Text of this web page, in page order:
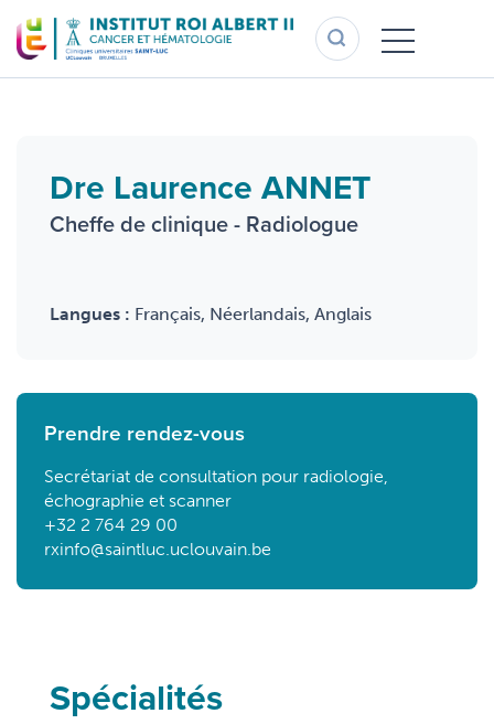
au
contenu
principal
Dre Laurence ANNET
Cheffe de clinique - Radiologue
Langues : Français, Néerlandais, Anglais
Spécialités
Prendre rendez-vous
Secrétariat de consultation pour radiologie,
échographie et scanner
+32 2 764 29 00
rxinfo@saintluc.uclouvain.be